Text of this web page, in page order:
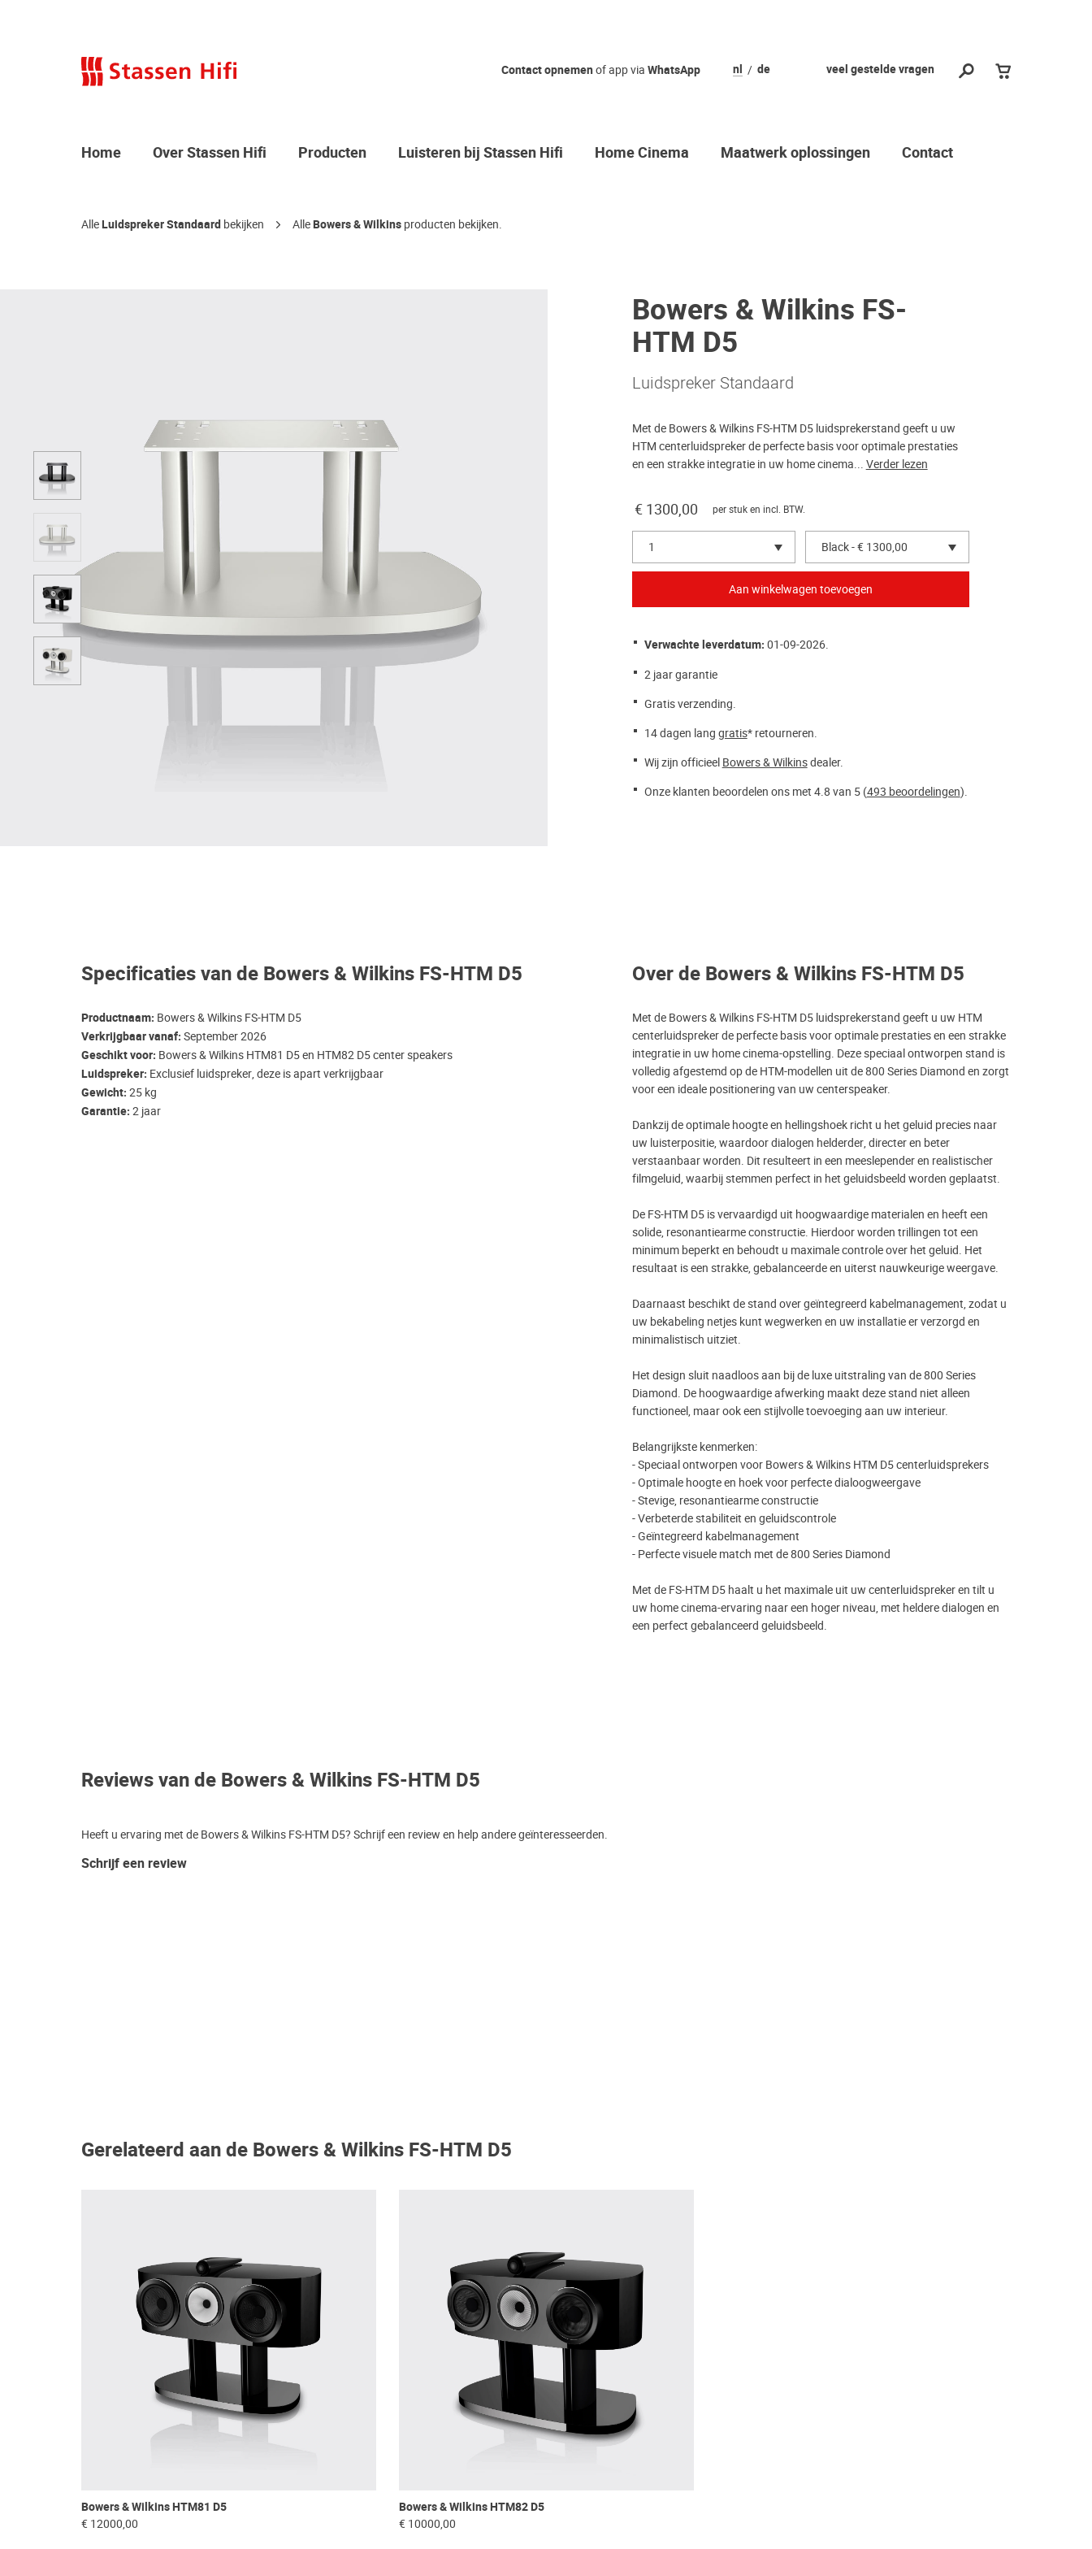
veel gestelde vragen
nl de
Contact opnemenof app via WhatsApp
Home Over Stassen Hifi Producten Luisteren bij Stassen Hifi Home Cinema Maatwerk oplossingen Contact
AlleLuidspreker Standaard bekijken AlleBowers & Wilkins producten bekijken.
Bowers & Wilkins FS-
HTM D5
Luidspreker Standaard
Met de Bowers & Wilkins FS-HTM D5 luidsprekerstand geeft u uw
HTM centerluidspreker de perfecte basis voor optimale prestaties
en een strakke integratie in uw home cinema... Verder lezen
€ 1300,00 per stuk en incl. BTW.
1 Black - € 1300,00
Verwachte leverdatum: 01-09-2026.
2 jaar garantie
Gratis verzending.
14 dagen lang gratis* retourneren.
Wij zijn officieel Bowers & Wilkinsdealer.
Onze klanten beoordelen ons met 4.8 van 5 (493 beoordelingen).
Specificaties van de Bowers & Wilkins FS-HTM D5
Productnaam: Bowers & Wilkins FS-HTM D5
Verkrijgbaar vanaf: September 2026
Geschikt voor: Bowers & Wilkins HTM81 D5 en HTM82 D5 center speakers
Luidspreker: Exclusief luidspreker, deze is apart verkrijgbaar
Gewicht: 25 kg
Garantie: 2 jaar
Over de Bowers & Wilkins FS-HTM D5
Met de Bowers & Wilkins FS-HTM D5 luidsprekerstand geeft u uw HTM
centerluidspreker de perfecte basis voor optimale prestaties en een strakke
integratie in uw home cinema-opstelling. Deze speciaal ontworpen stand is
volledig afgestemd op de HTM-modellen uit de 800 Series Diamond en zorgt
voor een ideale positionering van uw centerspeaker.
Dankzij de optimale hoogte en hellingshoek richt u het geluid precies naar
uw luisterpositie, waardoor dialogen helderder, directer en beter
verstaanbaar worden. Dit resulteert in een meeslepender en realistischer
filmgeluid, waarbij stemmen perfect in het geluidsbeeld worden geplaatst.
De FS-HTM D5 is vervaardigd uit hoogwaardige materialen en heeft een
solide, resonantiearme constructie. Hierdoor worden trillingen tot een
minimum beperkt en behoudt u maximale controle over het geluid. Het
resultaat is een strakke, gebalanceerde en uiterst nauwkeurige weergave.
Daarnaast beschikt de stand over geïntegreerd kabelmanagement, zodat u
uw bekabeling netjes kunt wegwerken en uw installatie er verzorgd en
minimalistisch uitziet.
Het design sluit naadloos aan bij de luxe uitstraling van de 800 Series
Diamond. De hoogwaardige afwerking maakt deze stand niet alleen
functioneel, maar ook een stijlvolle toevoeging aan uw interieur.
Belangrijkste kenmerken:
- Speciaal ontworpen voor Bowers & Wilkins HTM D5 centerluidsprekers
- Optimale hoogte en hoek voor perfecte dialoogweergave
- Stevige, resonantiearme constructie
- Verbeterde stabiliteit en geluidscontrole
- Geïntegreerd kabelmanagement
- Perfecte visuele match met de 800 Series Diamond
Met de FS-HTM D5 haalt u het maximale uit uw centerluidspreker en tilt u
uw home cinema-ervaring naar een hoger niveau, met heldere dialogen en
een perfect gebalanceerd geluidsbeeld.
Reviews van de Bowers & Wilkins FS-HTM D5
Heeft u ervaring met de Bowers & Wilkins FS-HTM D5? Schrijf een review en help andere geïnteresseerden.
Schrijf een review
Gerelateerd aan de Bowers & Wilkins FS-HTM D5
Bowers & Wilkins HTM81 D5
€ 12000,00
Bowers & Wilkins HTM82 D5
€ 10000,00